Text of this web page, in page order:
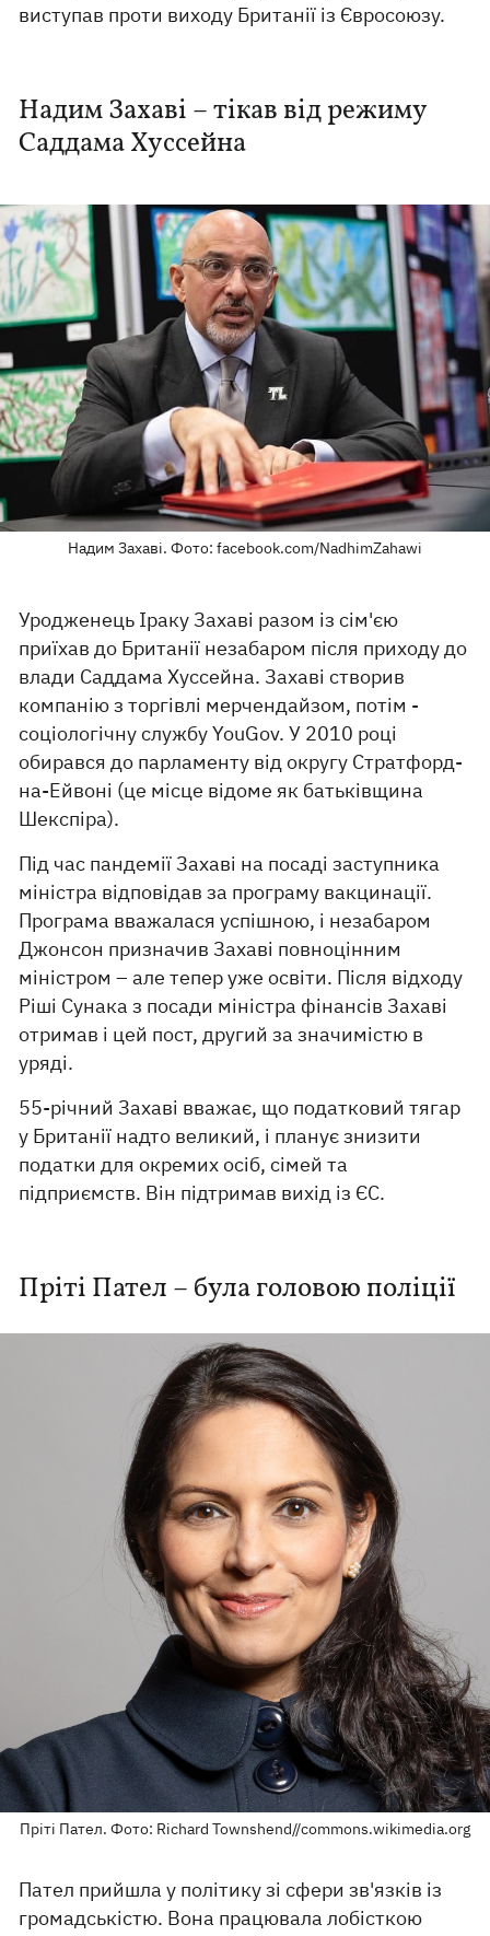
виступав проти виходу Британії із Євросоюзу.
Надим Захаві – тікав від режиму
Саддама Хуссейна
Надим Захаві. Фото: facebook.com/NadhimZahawi
Уродженець Іраку Захаві разом із сім'єю
приїхав до Британії незабаром після приходу до
влади Саддама Хуссейна. Захаві створив
компанію з торгівлі мерчендайзом, потім -
соціологічну службу YouGov. У 2010 році
обирався до парламенту від округу Стратфорд-
на-Ейвоні (це місце відоме як батьківщина
Шекспіра).
Під час пандемії Захаві на посаді заступника
міністра відповідав за програму вакцинації.
Програма вважалася успішною, і незабаром
Джонсон призначив Захаві повноцінним
міністром – але тепер уже освіти. Після відходу
Ріші Сунака з посади міністра фінансів Захаві
отримав і цей пост, другий за значимістю в
уряді.
55-річний Захаві вважає, що податковий тягар
у Британії надто великий, і планує знизити
податки для окремих осіб, сімей та
підприємств. Він підтримав вихід із ЄС.
Пріті Пател – була головою поліції
Пріті Пател. Фото: Richard Townshend//commons.wikimedia.org
Пател прийшла у політику зі сфери зв'язків із
громадськістю. Вона працювала лобісткою